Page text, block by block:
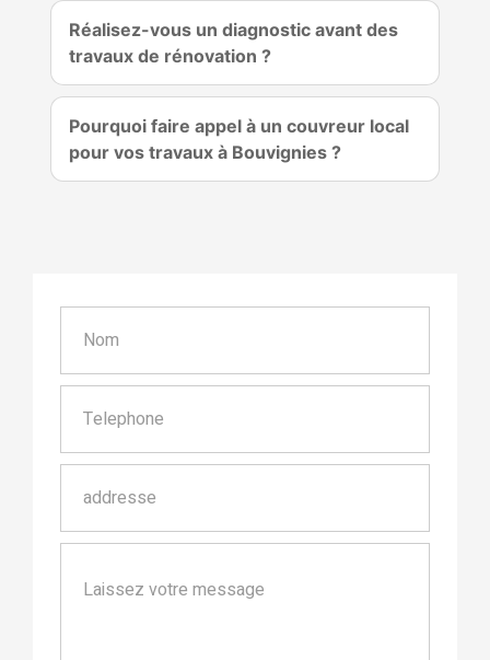
Réalisez-vous un diagnostic avant des
travaux de rénovation ?
Pourquoi faire appel à un couvreur local
pour vos travaux à Bouvignies ?